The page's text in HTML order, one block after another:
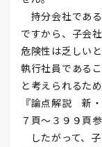
持分会社であ
ですから、子会
危険性は乏しい
執行社員である
と考えられるた
『論点解説 新
７頁～３９９頁参
したがって、